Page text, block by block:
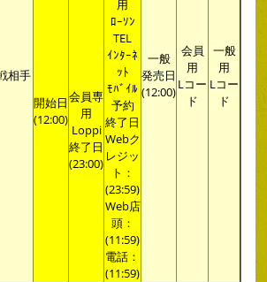
相手
一般
発売日
(12:00)
会員
用
Lコー
ド
一般
用
Lコー
ド
開始日
(12:00)
会員専
用
Loppi
終了日
(23:00)
用
ﾛｰｿﾝ
TEL
ｲﾝﾀｰﾈ
ｯﾄ
ﾓﾊﾞｲﾙ
予約
終了日
Webク
レジッ
ト：
(23:59)
Web店
頭：
(11:59)
電話：
(11:59)